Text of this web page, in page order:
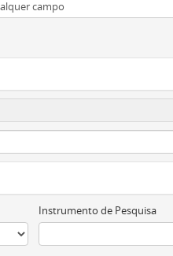
Instrumento de Pesquisa